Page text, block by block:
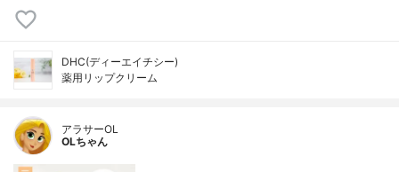
DHC(ディーエイチシー)
薬用リップクリーム
アラサーOL
OLちゃん